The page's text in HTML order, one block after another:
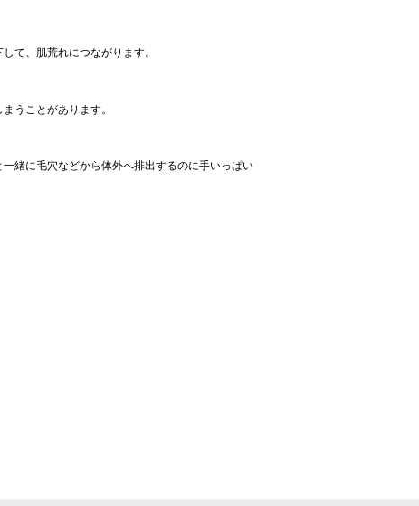
て、肌荒れにつながります。
うことがあります。
緒に毛穴などから体外へ排出するのに手いっぱい